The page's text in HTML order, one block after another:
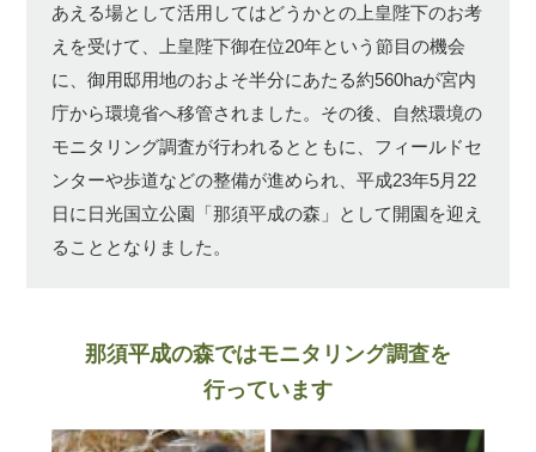
あえる場として活用してはどうかとの上皇陛下のお考
えを受けて、上皇陛下御在位20年という節目の機会
に、御用邸用地のおよそ半分にあたる約560haが宮内
庁から環境省へ移管されました。その後、自然環境の
モニタリング調査が行われるとともに、フィールドセ
ンターや歩道などの整備が進められ、平成23年5月22
日に日光国立公園「那須平成の森」として開園を迎え
ることとなりました。
那須平成の森ではモニタリング調査を
行っています